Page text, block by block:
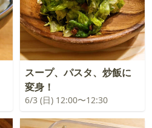
スープ、パスタ、炒飯に
変身！
6/3 (日) 12:00〜12:30